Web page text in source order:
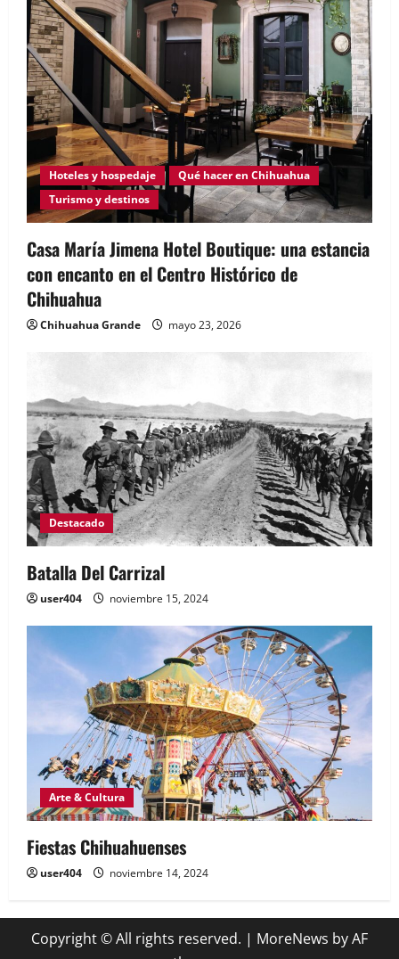
Hoteles y hospedaje
Qué hacer en Chihuahua
Turismo y destinos
Casa María Jimena Hotel Boutique: una estancia
con encanto en el Centro Histórico de
Chihuahua
Chihuahua Grande mayo 23, 2026
Destacado
Batalla Del Carrizal
user404 noviembre 15, 2024
Arte & Cultura
Fiestas Chihuahuenses
user404 noviembre 14, 2024
Copyright © All rights reserved. | MoreNews by AF